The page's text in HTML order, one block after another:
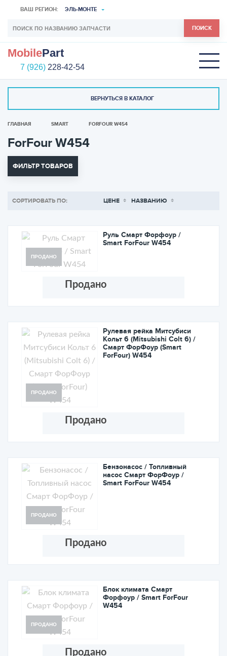
ВАШ РЕГИОН: ЭЛЬ-МОНТЕ
ПОИСК
MobilePart
7 (926) 228-42-54
ВЕРНУТЬСЯ В КАТАЛОГ
ГЛАВНАЯ SMART FORFOUR W454
ForFour W454
ФИЛЬТР ТОВАРОВ
СОРТИРОВАТЬ ПО: ЦЕНЕ НАЗВАНИЮ
ПРОДАНО
Руль Cмарт Форфоур /
Smart ForFour W454
Продано
ПРОДАНО
Рулевая рейка Митсубиси
Кольт 6 (Mitsubishi Colt 6) /
Смарт ФорФоур (Smart
ForFour) W454
Продано
ПРОДАНО
Бензонасос / Топливный
насос Смарт ФорФоур /
Smart ForFour W454
Продано
ПРОДАНО
Блок климата Cмарт
Форфоур / Smart ForFour
W454
Продано